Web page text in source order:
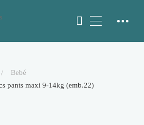
bebé
pants maxi 9-14kg (emb.22)